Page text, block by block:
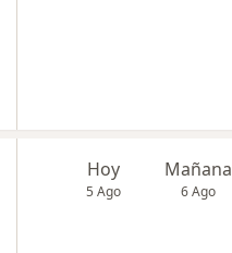
Hoy
5 Ago
Mañana
6 Ago